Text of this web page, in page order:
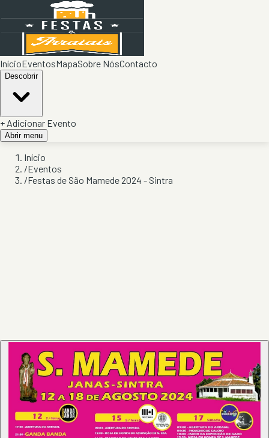
InícioEventosMapaSobre NósContacto
Descobrir
+ Adicionar Evento
Abrir menu
Início
/Eventos
/Festas de São Mamede 2024 - Sintra